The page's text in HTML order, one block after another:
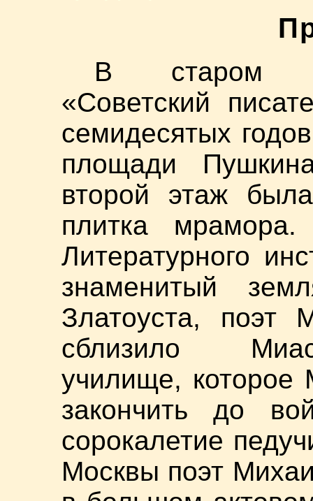
В старом
«Советский
семидесятых
площади
второй этаж
плитка
Литературного
знаменитый
Златоуста,
сблизило
училище, которое
закончить до
сорокалетие
Москвы поэт